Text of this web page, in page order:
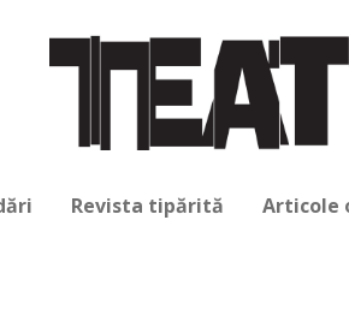
Revista tipărită Articole